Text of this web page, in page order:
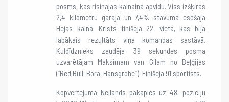
posms, kas risinājās kalnainā apvidū. Viss izšķīrās
2,4 kilometru garajā un 7,4% stāvumā esošajā
Hejas kalnā. Krists finišēja 22. vietā, kas bija
labākais rezultāts viņa komandas sastāvā.
Kuldīdznieks zaudēja 39 sekundes posma
uzvarētājam Maksimam van Gilam no Beļģijas
(“Red Bull–Bora–Hansgrohe”). Finišēja 91 sportists.
Kopvērtējumā Neilands pakāpies uz 48. pozīciju